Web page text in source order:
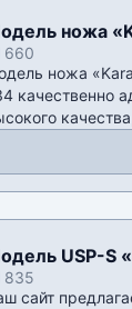
ножа
CSS v34
660
ножа
качественно
USP-S
835
сайт